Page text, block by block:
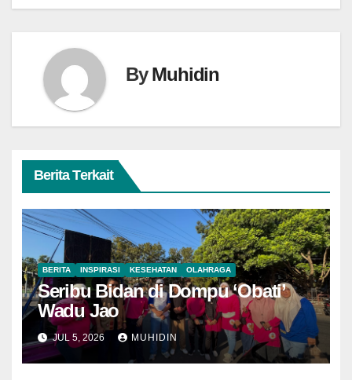
ByMuhidin
Berita Terkait
BERITA INSPIRASI KESEHATAN OLAHRAGA
Seribu Bidan di Dompu ‘Obati’
Wadu Jao
JUL 5, 2026 MUHIDIN